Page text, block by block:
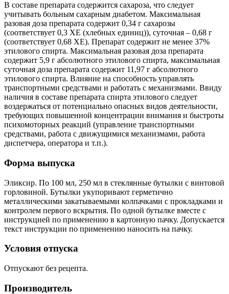
В составе препарата содержится сахароза, что следует
учитывать больным сахарным диабетом. Максимальная
разовая доза препарата содержит 0,34 г сахарозы
(соответствует 0,3 ХЕ (хлебных единиц)), суточная – 0,68 г
(соответствует 0,68 ХЕ). Препарат содержит не менее 37%
этилового спирта. Максимальная разовая доза препарата
содержит 5,9 г абсолютного этилового спирта, максимальная
суточная доза препарата содержит 11,97 г абсолютного
этилового спирта. Влияние на способность управлять
транспортными средствами и работать с механизмами. Ввиду
наличия в составе препарата спирта этилового следует
воздержаться от потенциально опасных видов деятельности,
требующих повышенной концентрации внимания и быстроты
психомоторных реакций (управление транспортными
средствами, работа с движущимися механизмами, работа
диспетчера, оператора и т.п.).
Форма выпуска
Эликсир. По 100 мл, 250 мл в стеклянные бутылки с винтовой
горловиной. Бутылки укупоривают герметично
металлическими закатываемыми колпачками с прокладками и
контролем первого вскрытия. По одной бутылке вместе с
инструкцией по применению в картонную пачку. Допускается
текст инструкции по применению наносить на пачку.
Условия отпуска
Отпускают без рецепта.
Производитель